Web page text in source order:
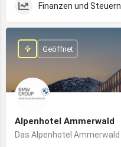
Finanzen und Steuern
Alpenhotel Ammerwald
Geöffnet